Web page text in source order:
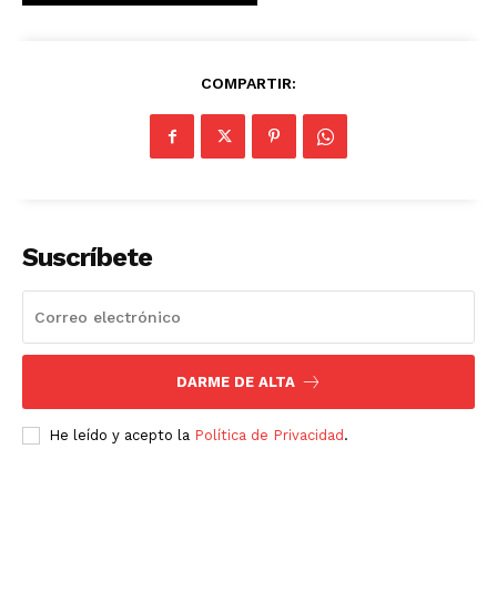
COMPARTIR:
Suscríbete
DARME DE ALTA
He leído y acepto la Política de Privacidad .